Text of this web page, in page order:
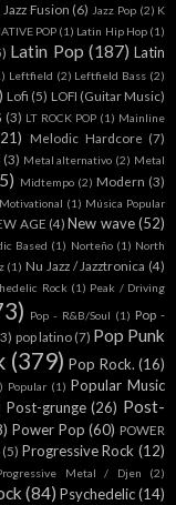
Jazz Fusion (6) Jazz Pop (2) K
POP (1) Latin Hip Hop (1)
Latin Pop (187) Latin
Leftfield (2) Leftfield Bass (2)
Lofi (5) LOFI (Guitar Music)
(3) LT ROCK POP (1) Mainline
Melodic Hardcore (7)
(3) Metal alternativo (2) Metal
Midtempo (2) Modern (3)
Motivational (1) Música Popular
AGE (4) New wave (52)
Based (1) Norteño (1) North
(1) Nu Jazz / Jazztronica (4)
Rock (1) Peak / Driving
Pop - R&B/Soul (1) Pop -
pop latino (7) Pop Punk
(379) Pop Rock. (16)
Popular (1) Popular Music
Post-grunge (26) Post-
Power Pop (60) POWER
(5) Progressive Rock (12)
Metal / Djen (2)
(84) Psychedelic(14)